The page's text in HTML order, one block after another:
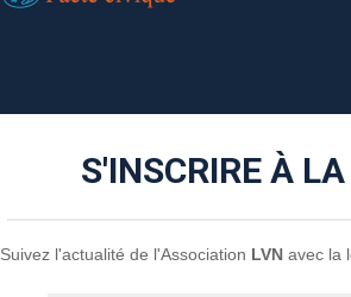
S'INSCRIRE À
Suivez l'actualité de l'Association LVN avec la